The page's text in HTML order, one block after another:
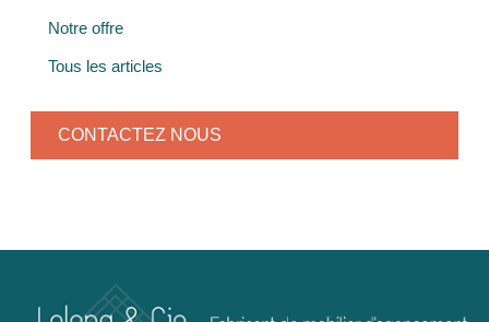
Notre offre
Tous les articles
CONTACTEZ NOUS